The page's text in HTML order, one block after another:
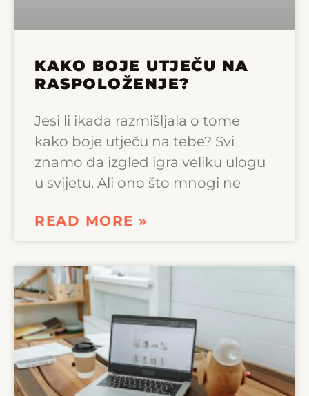
KAKO BOJE UTJEČU NA
RASPOLOŽENJE?
Jesi li ikada razmišljala o tome
kako boje utječu na tebe? Svi
znamo da izgled igra veliku ulogu
u svijetu. Ali ono što mnogi ne
READ MORE »